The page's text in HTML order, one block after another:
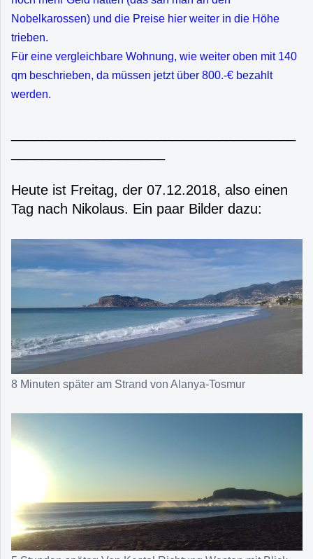
Nobelkarossen) und die Preise hier weiter in die Höhe
trieben.
Für eine vergleichbare Wohnung, wie weiter oben mit 140
qm beschrieben, da müssen jetzt über 800.-€ bezahlt
werden.
Heute ist Freitag, der 07.12.2018, also einen
Tag nach Nikolaus. Ein paar Bilder dazu:
8 Minuten später am Strand von Alanya-Tosmur